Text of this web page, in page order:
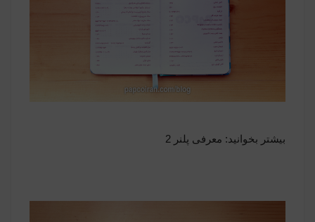
بیشتر بخوانید: معرفی پلنر 2